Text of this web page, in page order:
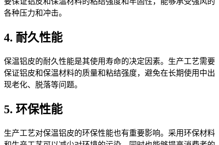
各种压力和冲击。
4. 耐久性能
保温铝皮的耐久性能是其使用寿命的决定因素。生产工艺需要
保证铝皮和保温材料的质量和粘结强度，避免在长期使用中出
现老化、脱落等问题。
5. 环保性能
生产工艺对保温铝皮的环保性能也有重要影响。采用环保材料